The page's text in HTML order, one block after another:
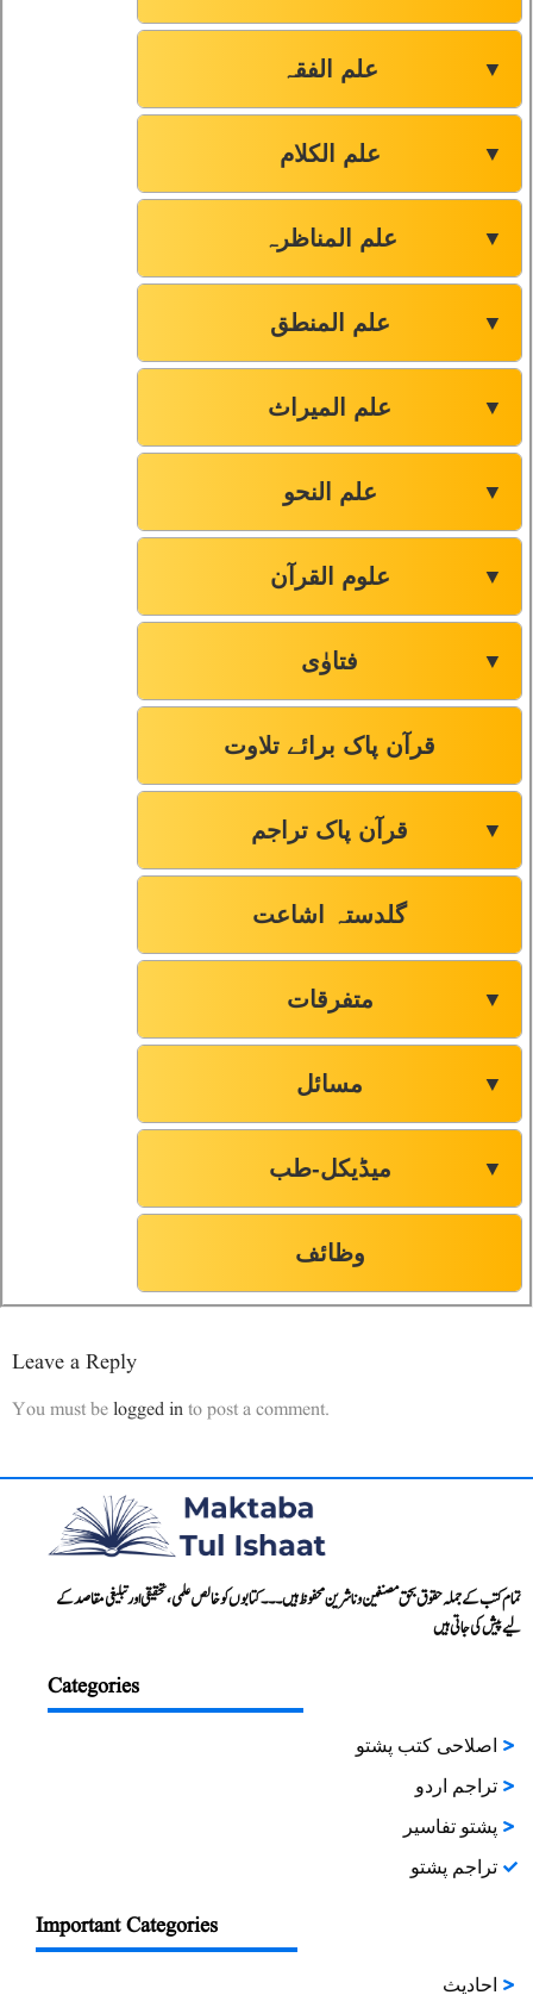
علم الفقہ ▼
علم الکلام ▼
علم المناظرہ ▼
علم المنطق ▼
علم المیراث ▼
علم النحو ▼
علوم القرآن ▼
فتاوٰی ▼
قرآن پاک برائے تلاوت
قرآن پاک تراجم ▼
گلدستہ اشاعت
متفرقات ▼
مسائل ▼
میڈیکل-طب ▼
وظائف
Leave a Reply
You must belogged into post a comment.
تمام کتب کے جملہ حقوق بحق مصنفین و ناشرین محفوظ ہیں۔۔۔ کتابوں کو خالص علمی، تحقیقی اور تبلیغی مقاصد کے
لیے پیش کی جاتی ہیں
Categories
اصلاحی کتب پشتو
تراجم اردو
پشتو تفاسیر
تراجم پشتو
Important Categories
احادیث